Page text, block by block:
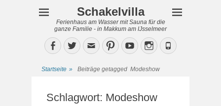
Schakelvilla
Ferienhaus am Wasser mit Sauna für die
ganze Familie - in Makkum am IJsselmeer
Facebook
TwitterEmailPinterestYouTubeInstagram
Phone
Startseite » Beiträge getagged Modeshow
Schlagwort: Modeshow